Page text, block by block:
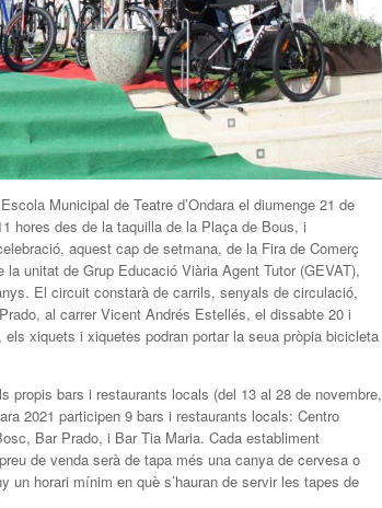
Municipal de Teatre d’Ondara el diumenge 21 de
hores des de la taquilla de la Plaça de Bous, i
aquest cap de setmana, de la Fira de Comerç
unitat de Grup Educació Viària Agent Tutor (GEVAT),
El circuit constarà de carrils, senyals de circulació,
al carrer Vicent Andrés Estellés, el dissabte 20 i
xiquets i xiquetes podran portar la seua pròpia bicicleta
propis bars i restaurants locals (del 13 al 28 de novembre,
2021 participen 9 bars i restaurants locals: Centro
Bar Prado, i Bar Tia Maria. Cada establiment
de venda serà de tapa més una canya de cervesa o
un horari mínim en què s’hauran de servir les tapes de